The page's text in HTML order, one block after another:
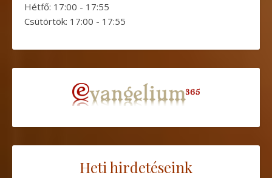
Hétfő: 17:00 - 17:55
Csütörtök: 17:00 - 17:55
Heti hirdetéseink